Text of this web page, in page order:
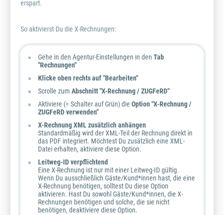
erspart.
So aktivierst Du die X-Rechnungen:
Gehe in den Agentur-Einstellungen in den Tab
"Rechnungen"
Klicke oben rechts auf "Bearbeiten"
Scrolle zum Abschnitt "X-Rechnung / ZUGFeRD"
Aktiviere (= Schalter auf Grün) die Option "X-Rechnung /
ZUGFeRD verwenden"
X-Rechnung XML zusätzlich anhängen
Standardmäßig wird der XML-Teil der Rechnung direkt in
das PDF integriert. Möchtest Du zusätzlich eine XML-
Datei erhalten, aktiviere diese Option.
Leitweg-ID verpflichtend
Eine X-Rechnung ist nur mit einer Leitweg-ID gültig.
Wenn Du ausschließlich Gäste/Kund*innen hast, die eine
X-Rechnung benötigen, solltest Du diese Option
aktivieren. Hast Du sowohl Gäste/Kund*innen, die X-
Rechnungen benötigen und solche, die sie nicht
benötigen, deaktiviere diese Option.